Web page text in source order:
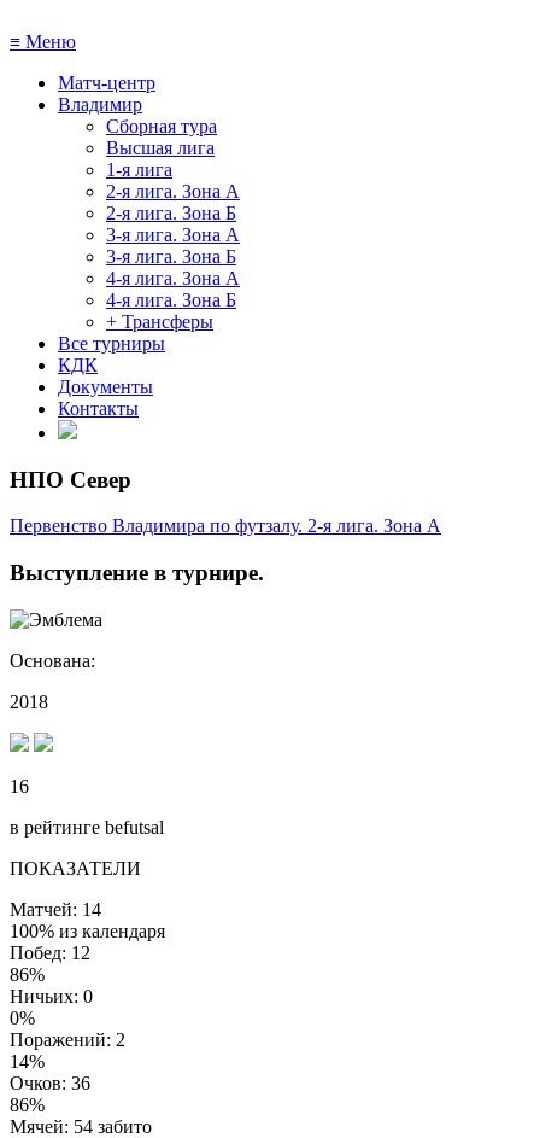
≡ Меню
Матч-центр
Владимир
Сборная тура
Высшая лига
1-я лига
2-я лига. Зона А
2-я лига. Зона Б
3-я лига. Зона А
3-я лига. Зона Б
4-я лига. Зона А
4-я лига. Зона Б
+ Трансферы
Все турниры
КДК
Документы
Контакты
НПО Север
Первенство Владимира по футзалу. 2-я лига. Зона А
Выступление в турнире.
Основана:
2018
16
в рейтинге befutsal
ПОКАЗАТЕЛИ
Матчей: 14
100% из календаря
Побед: 12
86%
Ничьих: 0
0%
Поражений: 2
14%
Очков: 36
86%
Мячей: 54 забито